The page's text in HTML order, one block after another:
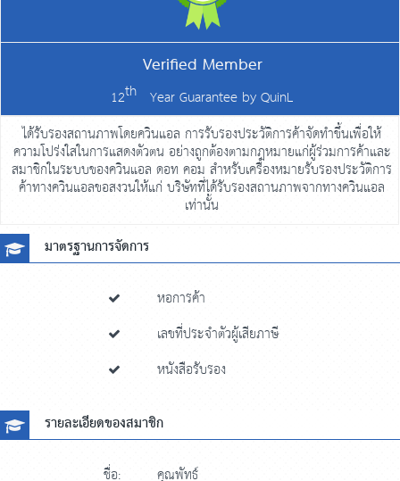
Verified Member
12th Year Guarantee byQuinL
ได้รับรองสถานภาพโดยควินแอล การรับรองประวัติการค้าจัดทำขึ้นเพื่อให้
ความโปร่งใสในการแสดงตัวตน อย่างถูกต้องตามกฎหมายแก่ผู้ร่วมการค้าและ
สมาชิกในระบบของควินแอล ดอท คอม สำหรับเครื่องหมายรับรองประวัติการ
ค้าทางควินแอลขอสงวนให้แก่ บริษัทที่ได้รับรองสถานภาพจากทางควินแอล
เท่านั้น
มาตรฐานการจัดการ
หอการค้า
เลขที่ประจำตัวผู้เสียภาษี
หนังสือรับรอง
รายละเอียดของสมาชิก
ชื่อ: คุณพัทธ์